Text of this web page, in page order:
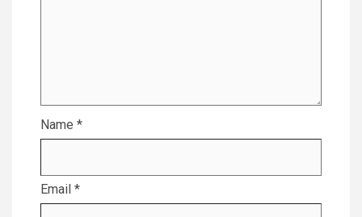
Name *
Email *